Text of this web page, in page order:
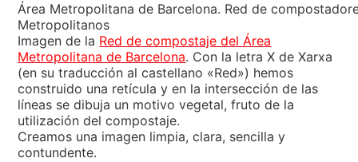
Área Metropolitana de Barcelona. Red de
Metropolitanos
Imagen de la Red de compostaje del Área
Metropolitana de Barcelona. Con la letra X de Xarxa
(en su traducción al castellano «Red») hemos
construido una retícula y en la intersección de las
líneas se dibuja un motivo vegetal, fruto de la
utilización del compostaje.
Creamos una imagen limpia, clara, sencilla y
contundente.